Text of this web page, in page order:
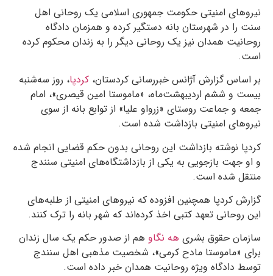
نیروهای امنیتی حکومت جمهوری اسلامی یک روحانی اهل
سنت را در شهرستان بانه دستگیر کرده و همزمان دادگاه
روحانیت همدان نیز یک روحانی دیگر را به زندان محکوم کرده
است.
بر اساس گزارش آژانس خبررسانی کردستان، کردپا، روز سه‌شنبه
بیست و ششم اردیبهشت‌ماه، «ماموستا امین قیصری»، امام
جمعه و جماعت روستای «زرواو علیا» از توابع بانه از سوی
نیروهای امنیتی بازداشت شده است.
کردپا نوشته بازداشت این روحانی بدون حکم قضایی انجام شده
و او جهت بازجویی به یکی از بازداشتگاه‌های امنیتی سنندج
منتقل شده است.
گزارش کردپا همچنین افزوده که نیروهای امنیتی از طلبه‌های
این روحانی تعهد کتبی اخذ کرده‌اند که شهر بانه را ترک کنند.
سازمان حقوق بشری هه نگاو هم از صدور حکم یک سال زندان
برای «ماموستا مادح کرمی»، شخصیت مذهبی اهل سنندج
توسط دادگاه ویژه روحانیت همدان خبر داده است.